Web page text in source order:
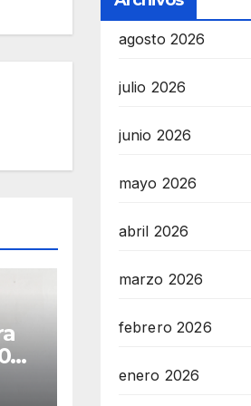
agosto 2026
julio 2026
junio 2026
mayo 2026
abril 2026
marzo 2026
febrero 2026
enero 2026